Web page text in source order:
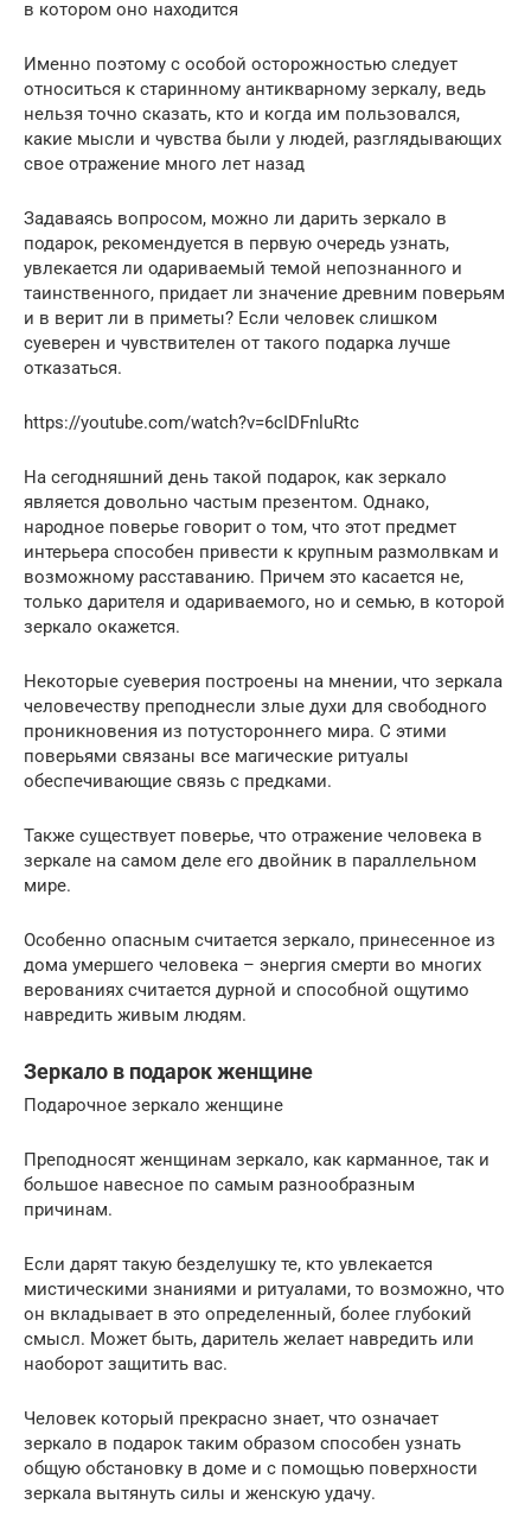
в котором оно находится
Именно поэтому с особой осторожностью следует
относиться к старинному антикварному зеркалу, ведь
нельзя точно сказать, кто и когда им пользовался,
какие мысли и чувства были у людей, разглядывающих
свое отражение много лет назад
Задаваясь вопросом, можно ли дарить зеркало в
подарок, рекомендуется в первую очередь узнать,
увлекается ли одариваемый темой непознанного и
таинственного, придает ли значение древним поверьям
и в верит ли в приметы? Если человек слишком
суеверен и чувствителен от такого подарка лучше
отказаться.
https://youtube.com/watch?v=6cIDFnluRtc
На сегодняшний день такой подарок, как зеркало
является довольно частым презентом. Однако,
народное поверье говорит о том, что этот предмет
интерьера способен привести к крупным размолвкам и
возможному расставанию. Причем это касается не,
только дарителя и одариваемого, но и семью, в которой
зеркало окажется.
Некоторые суеверия построены на мнении, что зеркала
человечеству преподнесли злые духи для свободного
проникновения из потустороннего мира. С этими
поверьями связаны все магические ритуалы
обеспечивающие связь с предками.
Также существует поверье, что отражение человека в
зеркале на самом деле его двойник в параллельном
мире.
Особенно опасным считается зеркало, принесенное из
дома умершего человека – энергия смерти во многих
верованиях считается дурной и способной ощутимо
навредить живым людям.
Зеркало в подарок женщине
Подарочное зеркало женщине
Преподносят женщинам зеркало, как карманное, так и
большое навесное по самым разнообразным
причинам.
Если дарят такую безделушку те, кто увлекается
мистическими знаниями и ритуалами, то возможно, что
он вкладывает в это определенный, более глубокий
смысл. Может быть, даритель желает навредить или
наоборот защитить вас.
Человек который прекрасно знает, что означает
зеркало в подарок таким образом способен узнать
общую обстановку в доме и с помощью поверхности
зеркала вытянуть силы и женскую удачу.